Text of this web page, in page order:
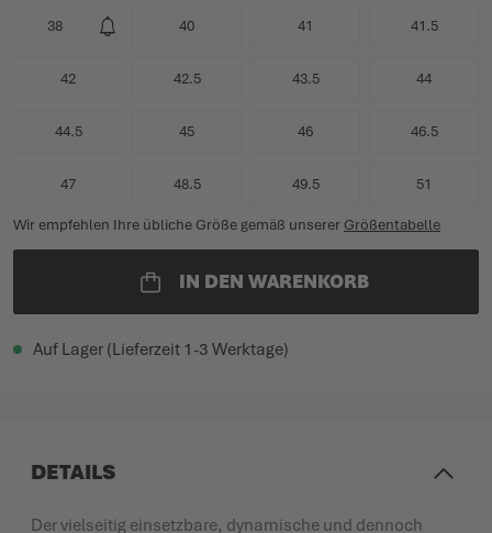
38 40 41 41.5
42 42.5 43.5 44
44.5 45 46 46.5
47 48.5 49.5 51
Wir empfehlen Ihre übliche Größe gemäß unserer Größentabelle
IN DEN WARENKORB
Auf Lager (Lieferzeit 1-3 Werktage)
DETAILS
Der vielseitig einsetzbare, dynamische und dennoch